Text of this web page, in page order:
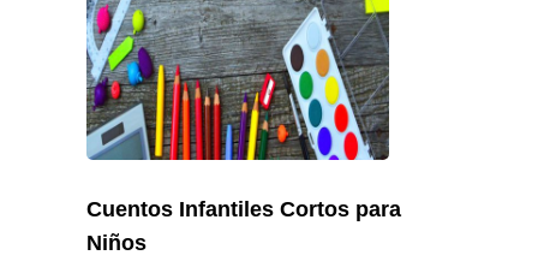
Cuentos Infantiles Cortos para
Niños